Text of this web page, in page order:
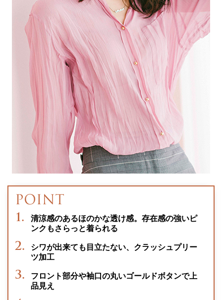
清涼感のあるほのかな透け感。存在感の強いピ
ンクもさらっと着られる
シワが出来ても目立たない、クラッシュプリー
ツ加工
フロント部分や袖口の丸いゴールドボタンで上
品見え